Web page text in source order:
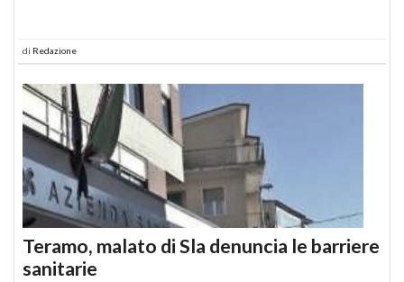
di Redazione
Teramo, malato di Sla denuncia le barriere
sanitarie